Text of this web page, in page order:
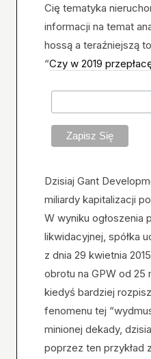
Cię tematyka
informacji na temat
hossą a teraźniejszą
“Czy w 2019
Dzisiaj Gant
miliardy kapitalizacji
W wyniku ogłoszenia
likwidacyjnej, spółka
z dnia 29 kwietnia
obrotu na GPW od 25
kiedyś bardziej
fenomenu tej
minionej dekady,
poprzez ten przykład